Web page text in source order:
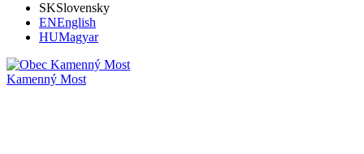
SKSlovensky
ENEnglish
HUMagyar
Kamenný Most